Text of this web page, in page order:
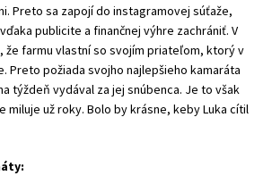
Preto sa zapojí do instagramovej súťaže,
publicite a finančnej výhre zachrániť. V
že farmu vlastní so svojím priateľom, ktorý v
Preto požiada svojho najlepšieho kamaráta
týždeň vydával za jej snúbenca. Je to však
miluje už roky. Bolo by krásne, keby Luka cítil